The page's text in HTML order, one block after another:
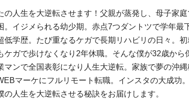
の人生を大逆転させます！父親が蒸発し、母子家
。イジメられる幼少期。赤点7つダントツで学年最
低学歴。たび重なるケガで長期リハビリの日々。初
ケガで歩けなくなり2年休職。そんな僕が32歳から
マンで全国表彰になり人生大逆転。家族で夢の沖縄
マーケにフルリモート転職。インスタの大成功
の人生を大逆転させる秘訣をお届けします。